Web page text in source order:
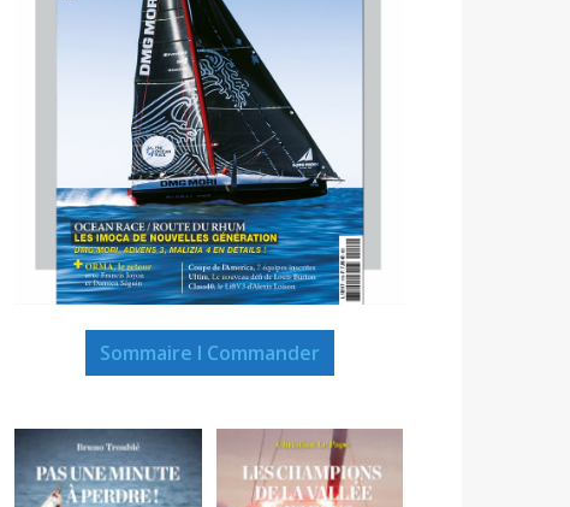
Sommaire I Commander